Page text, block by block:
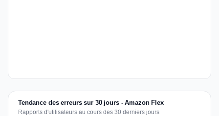
Tendance des erreurs sur 30 jours - Amazon Flex
Rapports d'utilisateurs au cours des 30 derniers jours